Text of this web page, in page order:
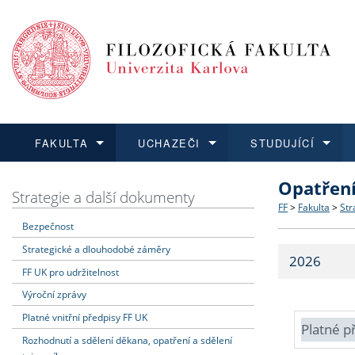
FAKULTA
Dozvědět se více
Struktura
Strategie
Fakultní
UCHAZEČI
Podat přihlášku
Co
Učitelské
STUDUJÍCÍ
Dozvědět se více
Dozvědět se více
O vědě a
Dozvědět se více
Aktuální
Strategie a další dokumenty
Bezpečnost
Strategické a dlouhodobé záměry
FF UK pro udržitelnost
Výroční zprávy
Platné vnitřní předpisy FF UK
Rozhodnutí a sdělení děkana, opatření a sdělení
FF > Fakulta >
2026
Platné